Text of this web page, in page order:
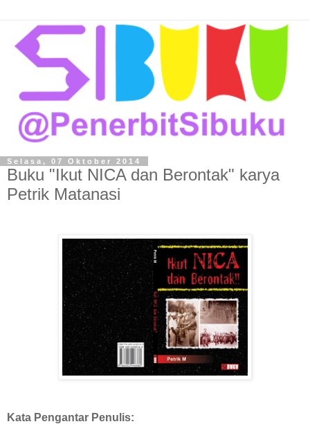
Selasa, 07 Oktober 2014
Buku "Ikut NICA dan Berontak" karya
Petrik Matanasi
Kata Pengantar Penulis: